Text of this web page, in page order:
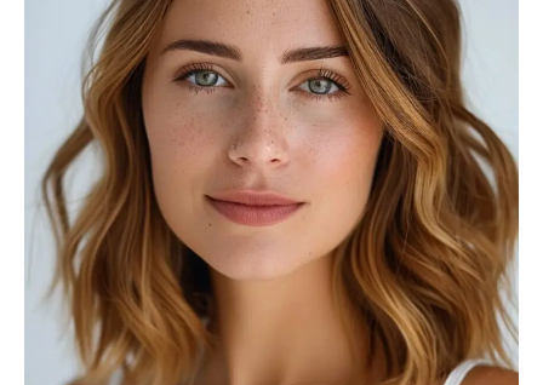
Mileage
5000
Engine size
0
Produced
2019 2025
Price
0 200000
Climate control (1)
Heated seats (1)
Keyless entry (1)
Leather seats (1)
Navigation system (1)
Power windows (1)